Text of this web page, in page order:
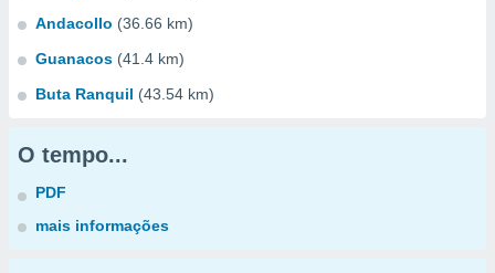
Andacollo (36.66 km)
Guanacos (41.4 km)
Buta Ranquil (43.54 km)
O tempo...
PDF
mais informações